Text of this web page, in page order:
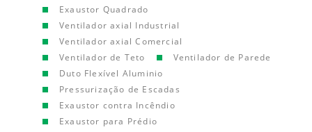
Exaustor Quadrado
Ventilador axial Industrial
Ventilador axial Comercial
Ventilador de Teto
Ventilador de Parede
Duto Flexível Aluminio
Pressurização de Escadas
Exaustor contra Incêndio
Exaustor para Prédio